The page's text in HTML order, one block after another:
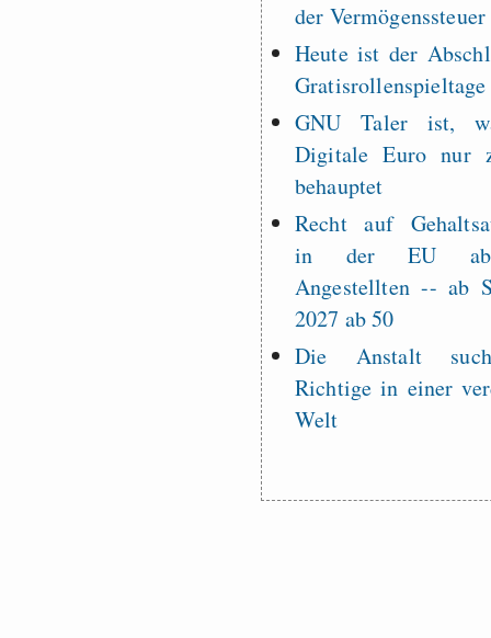
der Vermögenssteuer
Heute ist der
GNU Taler ist,
Digitale Euro nur
behauptet
Recht auf
in der EU
Angestellten -- ab
2027 ab 50
Die Anstalt
Richtige in einer
Welt